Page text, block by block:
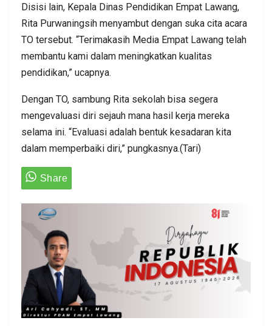
Disisi lain, Kepala Dinas Pendidikan Empat Lawang,
Rita Purwaningsih menyambut dengan suka cita acara
TO tersebut. “Terimakasih Media Empat Lawang telah
membantu kami dalam meningkatkan kualitas
pendidikan,” ucapnya.
Dengan TO, sambung Rita sekolah bisa segera
mengevaluasi diri sejauh mana hasil kerja mereka
selama ini. “Evaluasi adalah bentuk kesadaran kita
dalam memperbaiki diri,” pungkasnya.(Tari)